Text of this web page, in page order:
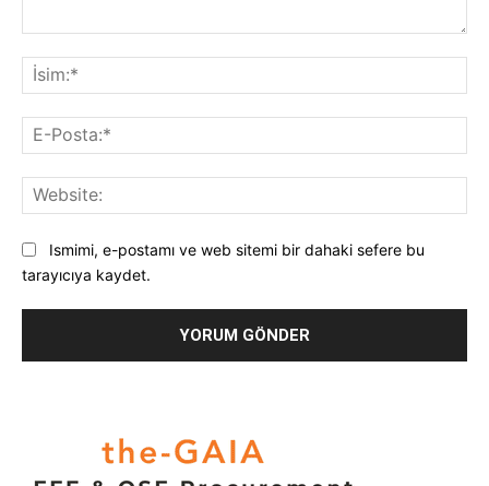
Ismimi, e-postamı ve web sitemi bir dahaki sefere bu
tarayıcıya kaydet.